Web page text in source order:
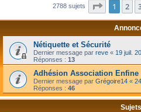
2788 sujets Page 1sur
1 2
Nétiquette et Sécurité
Dernier message par reve « 19 juil.
Réponses : 13
Adhésion Association Enfine
Dernier message par Grégoire14 «
Réponses : 46
Sujets